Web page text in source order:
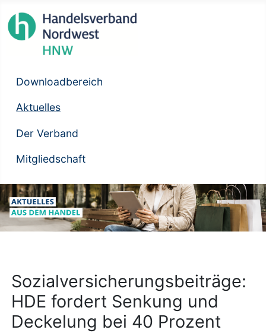
Downloadbereich
Aktuelles
Der Verband
Mitgliedschaft
Sozialversicherungsbeiträge:
HDE fordert Senkung und
Deckelung bei 40 Prozent